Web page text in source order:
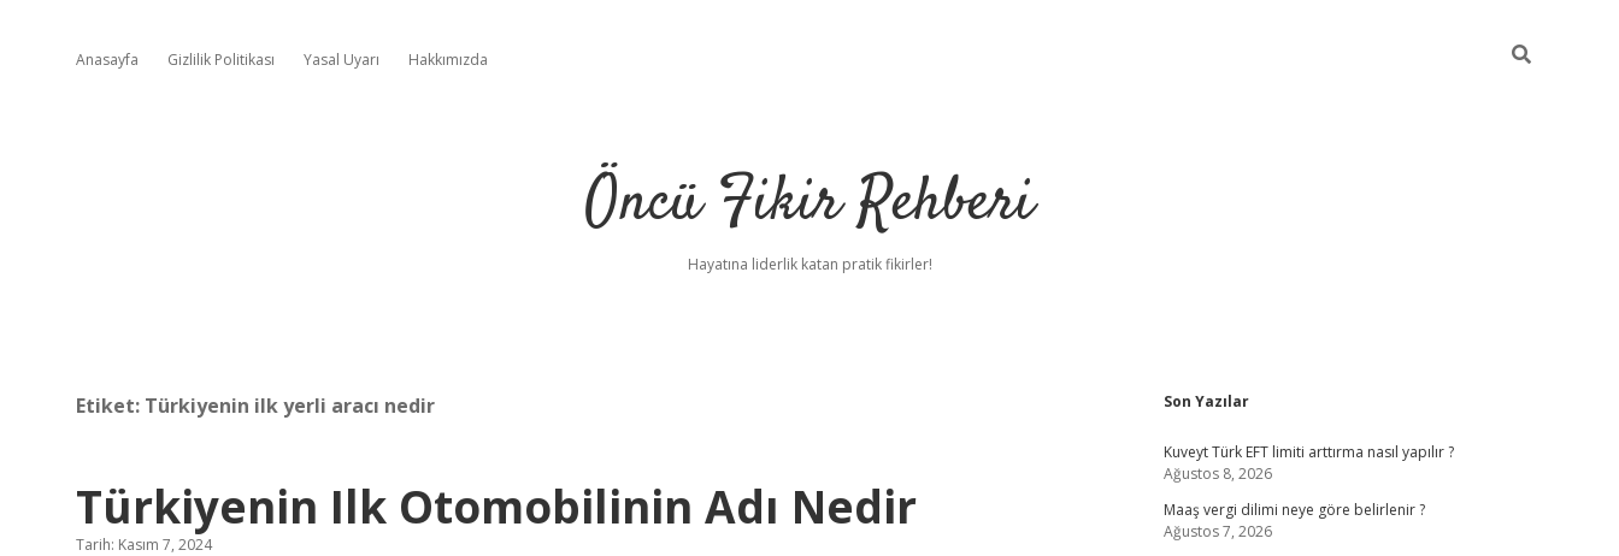
Anasayfa Gizlilik Politikası Yasal Uyarı Hakkımızda
Öncü Fikir Rehberi
Hayatına liderlik katan pratik fikirler!
Etiket: Türkiyenin ilk yerli aracı nedir
Türkiyenin Ilk Otomobilinin Adı Nedir
Tarih: Kasım 7, 2024
Sidebar
Son Yazılar
Kuveyt Türk EFT limiti arttırma nasıl yapılır ?
Ağustos 8, 2026
Maaş vergi dilimi neye göre belirlenir ?
Ağustos 7, 2026
ilbet giriş